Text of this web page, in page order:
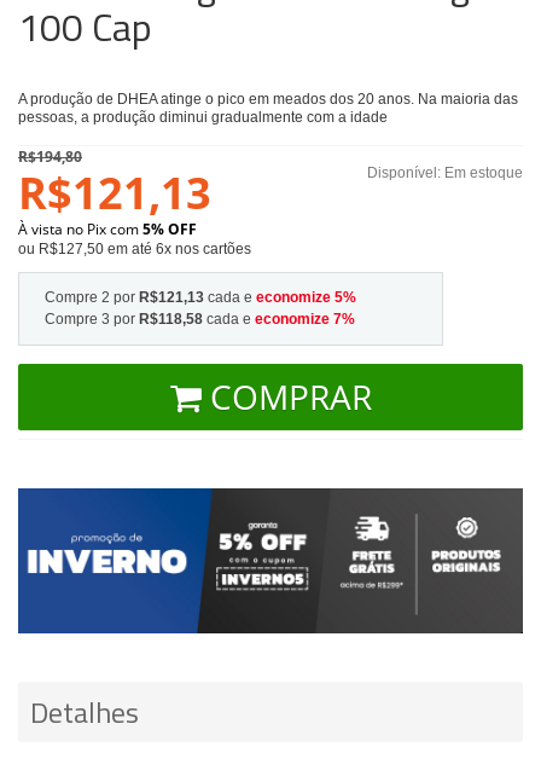
100 Cap
A produção de DHEA atinge o pico em meados dos 20 anos. Na maioria das
pessoas, a produção diminui gradualmente com a idade
Disponível: Em estoque
R$194,80
R$121,13
À vista no Pix com5% OFF
ou R$127,50 em até 6x nos cartões
Compre 2 por R$121,13 cada e economize 5%
Compre 3 por R$118,58 cada e economize 7%
COMPRAR
Detalhes